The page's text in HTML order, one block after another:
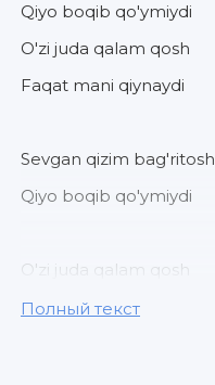
Qiyo boqib qo'ymiydi
O'zi juda qalam qosh
Faqat mani qiynaydi
Sevgan qizim bag'ritosh
Qiyo boqib qo'ymiydi
O'zi juda qalam qosh
Faqat mani qiynaydi
Полный текст